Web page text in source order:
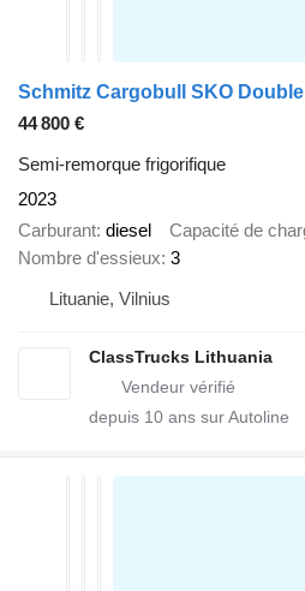
44 800 €
Semi-remorque frigorifique
2023
Carburant diesel Capacité de
Nombre d'essieux 3
Lituanie, Vilnius
ClassTrucks Lithuania
depuis 10 ans sur Autoline